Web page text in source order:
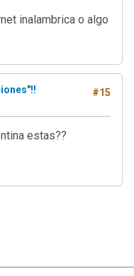
inalambrica o algo
#15
estas??